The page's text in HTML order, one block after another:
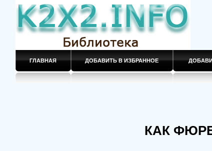
ГЛАВНАЯ ДОБАВИТЬ В ИЗБРАННОЕ
КАК